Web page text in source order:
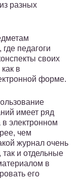
разных
педагоги
своих
в
форме.
имеет ряд
электронном
чем
журнал очень
так и отдельные
в
его